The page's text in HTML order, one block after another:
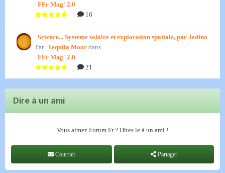
FFr Mag' 2.0
16
Science... Système solaire et exploration spatiale, par Jedino
Par Tequila Moor dans
FFr Mag' 2.0
21
Dire à un ami
Vous aimez Forum Fr ? Dites le à un ami !
Courriel Partager